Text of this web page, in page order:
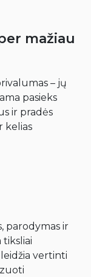
mažiau
– jų
pasieks
ir pradės
kelias
parodymas ir
tiksliai
vertinti